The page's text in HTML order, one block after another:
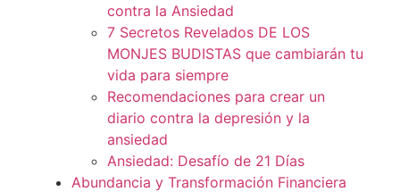
contra la Ansiedad
7 Secretos Revelados DE LOS
MONJES BUDISTAS que cambiarán tu
vida para siempre
Recomendaciones para crear un
diario contra la depresión y la
ansiedad
Ansiedad: Desafío de 21 Días
Abundancia y Transformación Financiera